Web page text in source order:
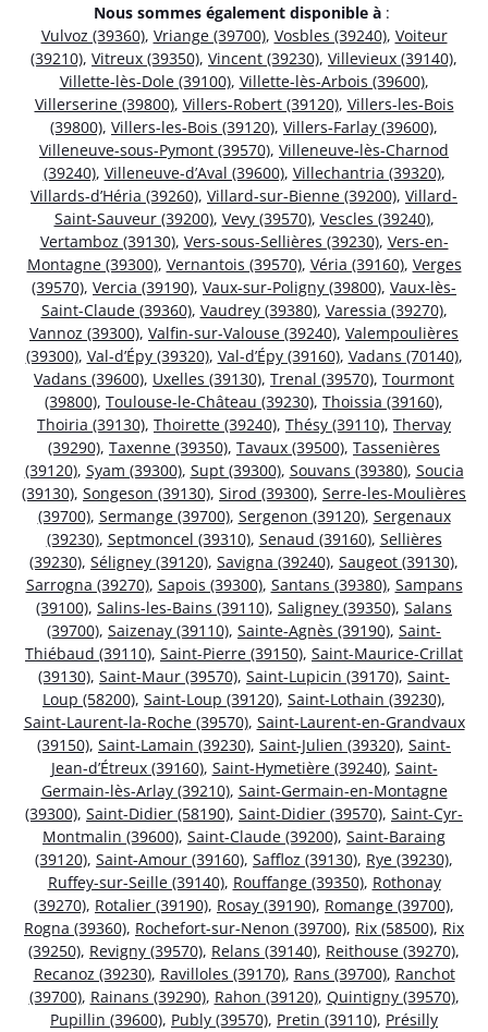
Nous sommes également disponible à :
Vulvoz (39360), Vriange (39700), Vosbles (39240), Voiteur
(39210), Vitreux (39350), Vincent (39230), Villevieux (39140),
Villette-lès-Dole (39100), Villette-lès-Arbois (39600),
Villerserine (39800), Villers-Robert (39120), Villers-les-Bois
(39800), Villers-les-Bois (39120), Villers-Farlay (39600),
Villeneuve-sous-Pymont (39570), Villeneuve-lès-Charnod
(39240), Villeneuve-d’Aval (39600), Villechantria (39320),
Villards-d’Héria (39260), Villard-sur-Bienne (39200), Villard-
Saint-Sauveur (39200), Vevy (39570), Vescles (39240),
Vertamboz (39130), Vers-sous-Sellières (39230), Vers-en-
Montagne (39300), Vernantois (39570), Véria (39160), Verges
(39570), Vercia (39190), Vaux-sur-Poligny (39800), Vaux-lès-
Saint-Claude (39360), Vaudrey (39380), Varessia (39270),
Vannoz (39300), Valfin-sur-Valouse (39240), Valempoulières
(39300), Val-d’Épy (39320), Val-d’Épy (39160), Vadans (70140),
Vadans (39600), Uxelles (39130), Trenal (39570), Tourmont
(39800), Toulouse-le-Château (39230), Thoissia (39160),
Thoiria (39130), Thoirette (39240), Thésy (39110), Thervay
(39290), Taxenne (39350), Tavaux (39500), Tassenières
(39120), Syam (39300), Supt (39300), Souvans (39380), Soucia
(39130), Songeson (39130), Sirod (39300), Serre-les-Moulières
(39700), Sermange (39700), Sergenon (39120), Sergenaux
(39230), Septmoncel (39310), Senaud (39160), Sellières
(39230), Séligney (39120), Savigna (39240), Saugeot (39130),
Sarrogna (39270), Sapois (39300), Santans (39380), Sampans
(39100), Salins-les-Bains (39110), Saligney (39350), Salans
(39700), Saizenay (39110), Sainte-Agnès (39190), Saint-
Thiébaud (39110), Saint-Pierre (39150), Saint-Maurice-Crillat
(39130), Saint-Maur (39570), Saint-Lupicin (39170), Saint-
Loup (58200), Saint-Loup (39120), Saint-Lothain (39230),
Saint-Laurent-la-Roche (39570), Saint-Laurent-en-Grandvaux
(39150), Saint-Lamain (39230), Saint-Julien (39320), Saint-
Jean-d’Étreux (39160), Saint-Hymetière (39240), Saint-
Germain-lès-Arlay (39210), Saint-Germain-en-Montagne
(39300), Saint-Didier (58190), Saint-Didier (39570), Saint-Cyr-
Montmalin (39600), Saint-Claude (39200), Saint-Baraing
(39120), Saint-Amour (39160), Saffloz (39130), Rye (39230),
Ruffey-sur-Seille (39140), Rouffange (39350), Rothonay
(39270), Rotalier (39190), Rosay (39190), Romange (39700),
Rogna (39360), Rochefort-sur-Nenon (39700), Rix (58500), Rix
(39250), Revigny (39570), Relans (39140), Reithouse (39270),
Recanoz (39230), Ravilloles (39170), Rans (39700), Ranchot
(39700), Rainans (39290), Rahon (39120), Quintigny (39570),
Pupillin (39600), Publy (39570), Pretin (39110), Présilly